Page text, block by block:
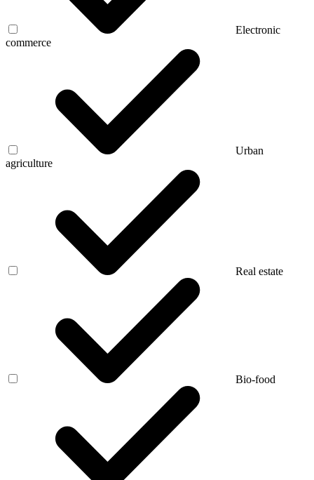
Electronic
commerce
Urban
agriculture
Real estate
Bio-food